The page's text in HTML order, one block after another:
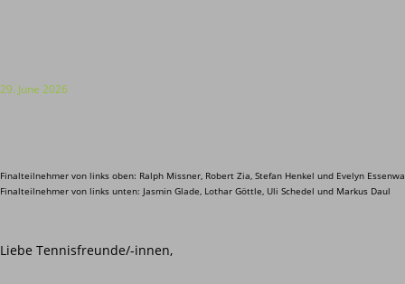
29. June 2026
Finalteilnehmer von links oben: Ralph Missner, Robert Zia, Stefan Henkel und Evelyn
Finalteilnehmer von links unten: Jasmin Glade, Lothar Göttle, Uli Schedel und Markus Daul
Liebe Tennisfreunde/-innen,